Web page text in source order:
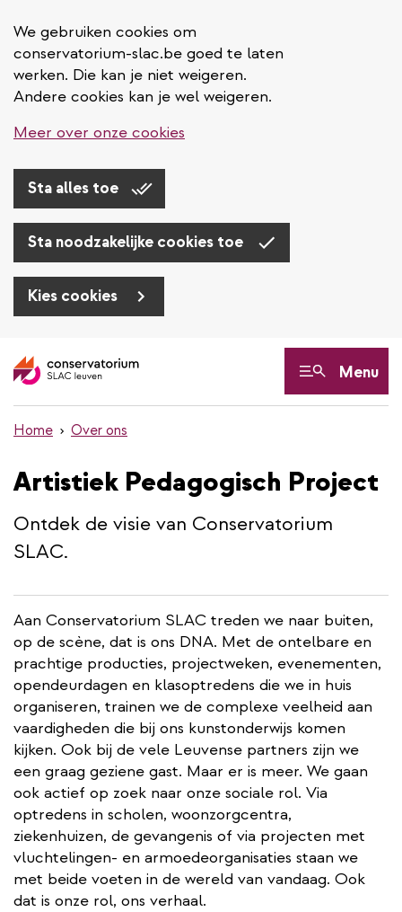
We gebruiken cookies om
conservatorium-slac.be goed te laten
werken. Die kan je niet weigeren.
Andere cookies kan je wel weigeren.
Meer over onze cookies
Sta alles toe
Sta noodzakelijke cookies toe
Kies cookies
en
inhoud
Menu
Home Over ons
Artistiek Pedagogisch Project
Ontdek de visie van Conservatorium
SLAC.
Aan Conservatorium SLAC treden we naar buiten,
op de scène, dat is ons DNA. Met de ontelbare en
prachtige producties, projectweken, evenementen,
opendeurdagen en klasoptredens die we in huis
organiseren, trainen we de complexe veelheid aan
vaardigheden die bij ons kunstonderwijs komen
kijken. Ook bij de vele Leuvense partners zijn we
een graag geziene gast. Maar er is meer. We gaan
ook actief op zoek naar onze sociale rol. Via
optredens in scholen, woonzorgcentra,
ziekenhuizen, de gevangenis of via projecten met
vluchtelingen- en armoedeorganisaties staan we
met beide voeten in de wereld van vandaag. Ook
dat is onze rol, ons verhaal.